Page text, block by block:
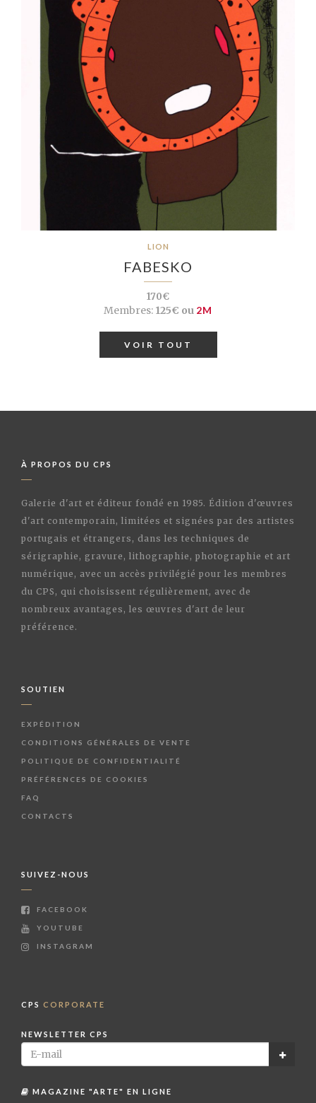
LION
FABESKO
170€
Membres: 125€ ou 2M
VOIR TOUT
À PROPOS DU CPS
Galerie d'art et éditeur fondé en 1985. Édition d'œuvres
d'art contemporain, limitées et signées par des artistes
portugais et étrangers, dans les techniques de
sérigraphie, gravure, lithographie, photographie et art
numérique, avec un accès privilégié pour les membres
du CPS, qui choisissent régulièrement, avec de
nombreux avantages, les œuvres d'art de leur
préférence.
SOUTIEN
EXPÉDITION
CONDITIONS GÉNÉRALES DE VENTE
POLITIQUE DE CONFIDENTIALITÉ
PRÉFÉRENCES DE COOKIES
FAQ
CONTACTS
SUIVEZ-NOUS
FACEBOOK
YOUTUBE
INSTAGRAM
CPS CORPORATE
NEWSLETTER CPS
MAGAZINE "ARTE" EN LIGNE